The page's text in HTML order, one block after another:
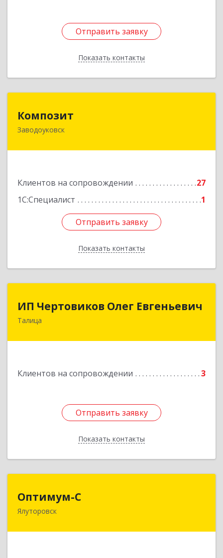
Отправить заявку
Показать контакты
Отправить заявку
Назад
Композит
Заводоуковск
Клиентов на сопровождении
27
1С:Специалист
1
Отправить заявку
Показать контакты
627140, Тюменская обл, Заводоуковский р-н,
Отправить заявку
Назад
ИП Чертовиков Олег Евгеньевич
Талица
Клиентов на сопровождении 3
Отправить заявку
Показать контакты
623640, Свердловская обл, Талица г, Ленина ул,
Отправить заявку
Назад
Оптимум-С
Ялуторовск